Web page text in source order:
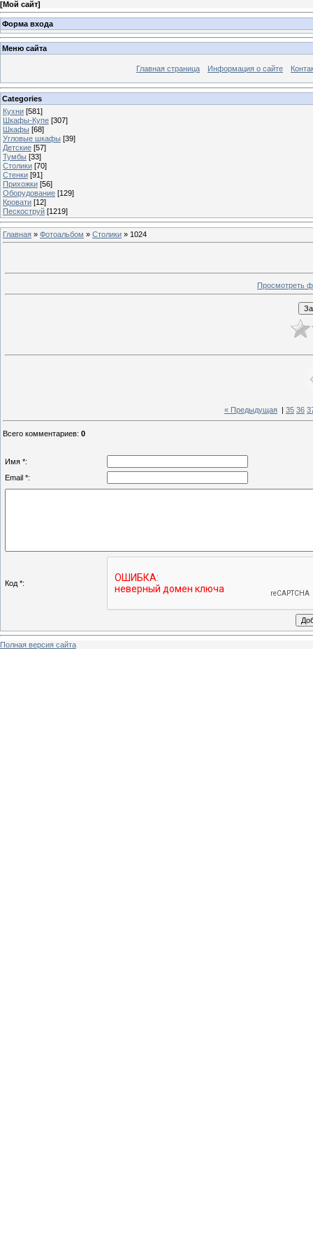
[Мой сайт]
Форма входа
Меню сайта
Главная страница Информация о сайте
Categories
Кухни [581]
Шкафы-Купе [307]
Шкафы [68]
Угловые шкафы [39]
Детские [57]
Тумбы [33]
Столики [70]
Стенки [91]
Прихожки [56]
Оборудование [129]
Кровати [12]
Пескоструй [1219]
Главная » Фотоальбом » Столики » 1024
Просмотреть
« Предыдущая 35 36
Всего комментариев: 0
Имя *:
Email *:
Код *:
Полная версия сайта